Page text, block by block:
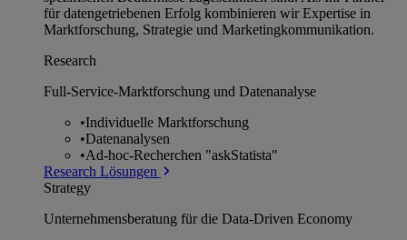
für datengetriebenen Erfolg kombinieren wir Expertise in
Marktforschung, Strategie und Marketingkommunikation.
Research
Full-Service-Marktforschung und Datenanalyse
•Individuelle Marktforschung
•Datenanalysen
•Ad-hoc-Recherchen "askStatista"
Research Lösungen
Strategy
Unternehmens­beratung für die Data-Driven Economy